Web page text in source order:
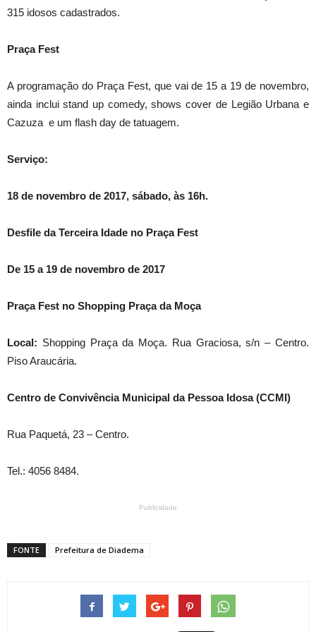
315 idosos cadastrados.
Praça Fest
A programação do Praça Fest, que vai de 15 a 19 de novembro,
ainda inclui stand up comedy, shows cover de Legião Urbana e
Cazuza e um flash day de tatuagem.
Serviço:
18 de novembro de 2017, sábado, às 16h.
Desfile da Terceira Idade no Praça Fest
De 15 a 19 de novembro de 2017
Praça Fest no Shopping Praça da Moça
Local: Shopping Praça da Moça. Rua Graciosa, s/n – Centro.
Piso Araucária.
Centro de Convivência Municipal da Pessoa Idosa (CCMI)
Rua Paquetá, 23 – Centro.
Tel.: 4056 8484.
Publicidade
FONTE Prefeitura de Diadema